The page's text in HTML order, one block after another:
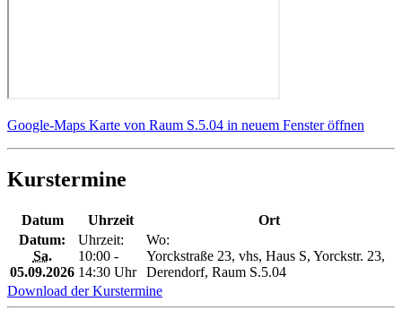
Google-Maps Karte von Raum S.5.04 in neuem Fenster öffnen
Kurstermine
Datum Uhrzeit
Ort
Datum:
Sa.
05.09.2026
Uhrzeit:
10:00 -
14:30 Uhr
Wo:
Yorckstraße 23, vhs, Haus S, Yorckstr. 23,
Derendorf, Raum S.5.04
Download der Kurstermine